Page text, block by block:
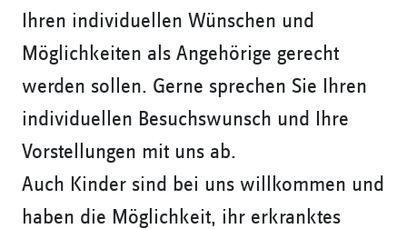
Ihren individuellen Wünschen und
Möglichkeiten als Angehörige gerecht
werden sollen. Gerne sprechen Sie Ihren
individuellen Besuchswunsch und Ihre
Vorstellungen mit uns ab.
Auch Kinder sind bei uns willkommen und
haben die Möglichkeit, ihr erkranktes